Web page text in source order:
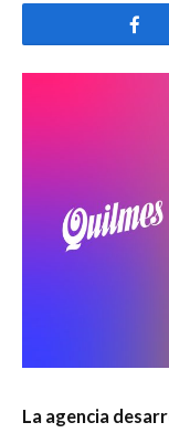
La agencia